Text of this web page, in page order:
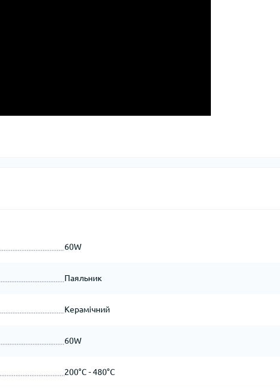
60W
Паяльник
Керамічний
60W
200°C - 480°C